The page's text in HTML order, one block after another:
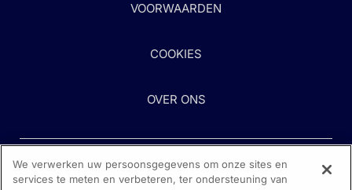
VOORWAARDEN
COOKIES
OVER ONS
We verwerken uw persoonsgegevens om onze sites en
services te meten en verbeteren, ter ondersteuning van